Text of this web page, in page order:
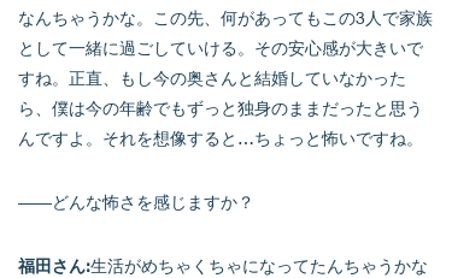
なんちゃうかな。この先、何があってもこの3人で家族
として一緒に過ごしていける。その安心感が大きいで
すね。正直、もし今の奥さんと結婚していなかった
ら、僕は今の年齢でもずっと独身のままだったと思う
んですよ。それを想像すると…ちょっと怖いですね。
――どんな怖さを感じますか？
福田さん:生活がめちゃくちゃになってたんちゃうかな